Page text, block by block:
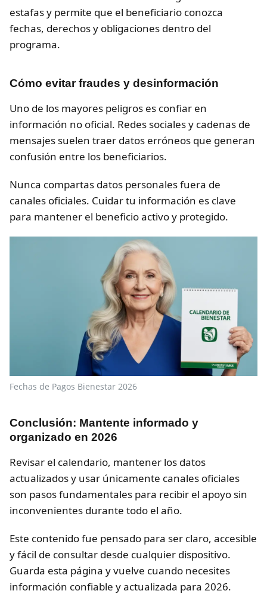
estafas y permite que el beneficiario conozca
fechas, derechos y obligaciones dentro del
programa.
Cómo evitar fraudes y desinformación
Uno de los mayores peligros es confiar en
información no oficial. Redes sociales y cadenas de
mensajes suelen traer datos erróneos que generan
confusión entre los beneficiarios.
Nunca compartas datos personales fuera de
canales oficiales. Cuidar tu información es clave
para mantener el beneficio activo y protegido.
Fechas de Pagos Bienestar 2026
Conclusión: Mantente informado y
organizado en 2026
Revisar el calendario, mantener los datos
actualizados y usar únicamente canales oficiales
son pasos fundamentales para recibir el apoyo sin
inconvenientes durante todo el año.
Este contenido fue pensado para ser claro, accesible
y fácil de consultar desde cualquier dispositivo.
Guarda esta página y vuelve cuando necesites
información confiable y actualizada para 2026.